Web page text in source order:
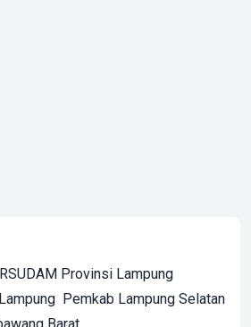
RSUDAM Provinsi Lampung
Pemkab Lampung Selatan